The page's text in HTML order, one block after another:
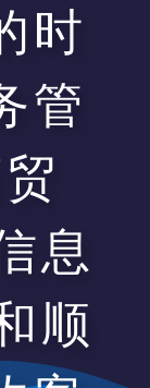
时
管
息
顺